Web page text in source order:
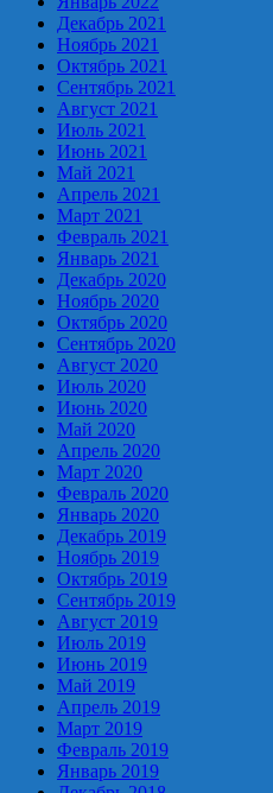
Декабрь 2021
Ноябрь 2021
Октябрь 2021
Сентябрь 2021
Август 2021
Июль 2021
Июнь 2021
Май 2021
Апрель 2021
Март 2021
Февраль 2021
Январь 2021
Декабрь 2020
Ноябрь 2020
Октябрь 2020
Сентябрь 2020
Август 2020
Июль 2020
Июнь 2020
Май 2020
Апрель 2020
Март 2020
Февраль 2020
Январь 2020
Декабрь 2019
Ноябрь 2019
Октябрь 2019
Сентябрь 2019
Август 2019
Июль 2019
Июнь 2019
Май 2019
Апрель 2019
Март 2019
Февраль 2019
Январь 2019